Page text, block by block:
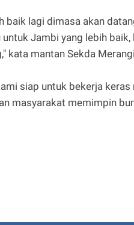
baik lagi dimasa akan
Jambi yang lebih baik,
kata mantan Sekda
siap untuk bekerja keras
masyarakat memimpin